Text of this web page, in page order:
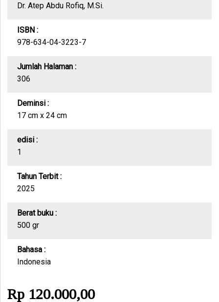
Dr. Atep Abdu Rofiq, M.Si.
ISBN :
978-634-04-3223-7
Jumlah Halaman :
306
Deminsi :
17 cm x 24 cm
edisi :
1
Tahun Terbit :
2025
Berat buku :
500 gr
Bahasa :
Indonesia
Rp 120.000,00